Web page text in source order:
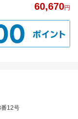
60,670円
12号